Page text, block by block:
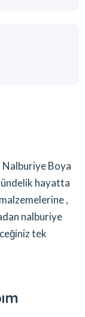
Nalburiye Boya
hayatta
,
nalburiye
tek